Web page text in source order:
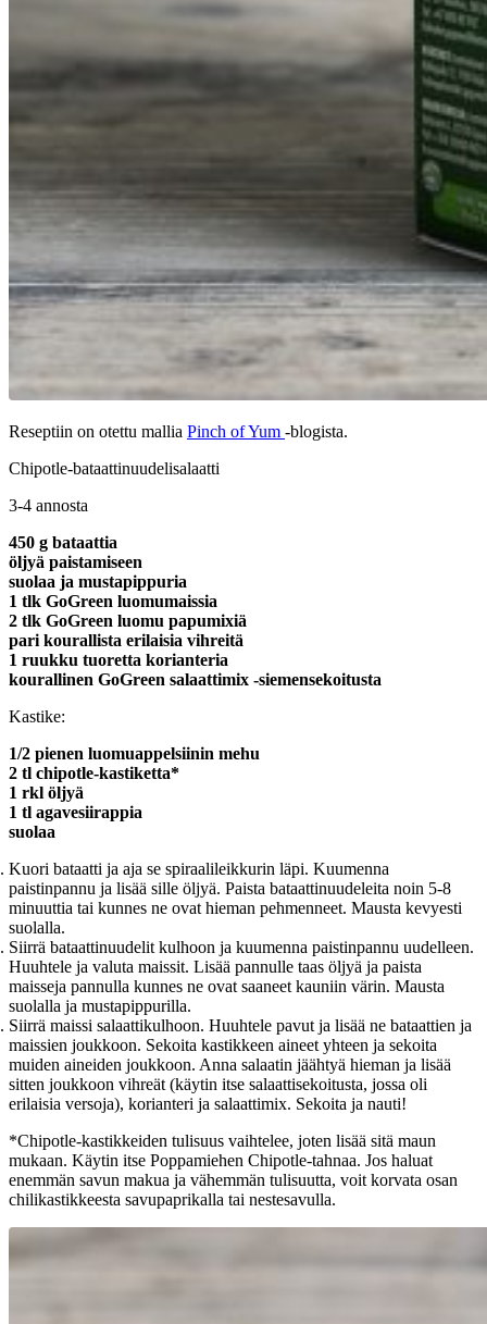
Reseptiin on otettu mallia Pinch of Yum -blogista.
Chipotle-bataattinuudelisalaatti
3-4 annosta
450 g bataattia
öljyä paistamiseen
suolaa ja mustapippuria
1 tlk GoGreen luomumaissia
2 tlk GoGreen luomu papumixiä
pari kourallista erilaisia vihreitä
1 ruukku tuoretta korianteria
kourallinen GoGreen salaattimix -siemensekoitusta
Kastike:
1/2 pienen luomuappelsiinin mehu
2 tl chipotle-kastiketta*
1 rkl öljyä
1 tl agavesiirappia
suolaa
Kuori bataatti ja aja se spiraalileikkurin läpi. Kuumenna
paistinpannu ja lisää sille öljyä. Paista bataattinuudeleita noin 5-8
minuuttia tai kunnes ne ovat hieman pehmenneet. Mausta kevyesti
suolalla.
Siirrä bataattinuudelit kulhoon ja kuumenna paistinpannu uudelleen.
Huuhtele ja valuta maissit. Lisää pannulle taas öljyä ja paista
maisseja pannulla kunnes ne ovat saaneet kauniin värin. Mausta
suolalla ja mustapippurilla.
Siirrä maissi salaattikulhoon. Huuhtele pavut ja lisää ne bataattien ja
maissien joukkoon. Sekoita kastikkeen aineet yhteen ja sekoita
muiden aineiden joukkoon. Anna salaatin jäähtyä hieman ja lisää
sitten joukkoon vihreät (käytin itse salaattisekoitusta, jossa oli
erilaisia versoja), korianteri ja salaattimix. Sekoita ja nauti!
*Chipotle-kastikkeiden tulisuus vaihtelee, joten lisää sitä maun
mukaan. Käytin itse Poppamiehen Chipotle-tahnaa. Jos haluat
enemmän savun makua ja vähemmän tulisuutta, voit korvata osan
chilikastikkeesta savupaprikalla tai nestesavulla.